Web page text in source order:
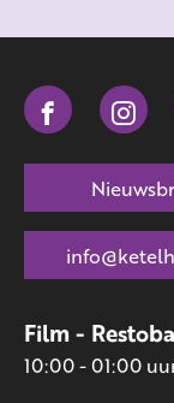
Film -
10:00 - 01:00